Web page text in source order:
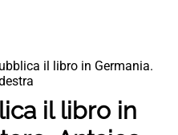
il libro in Germania.
il libro in